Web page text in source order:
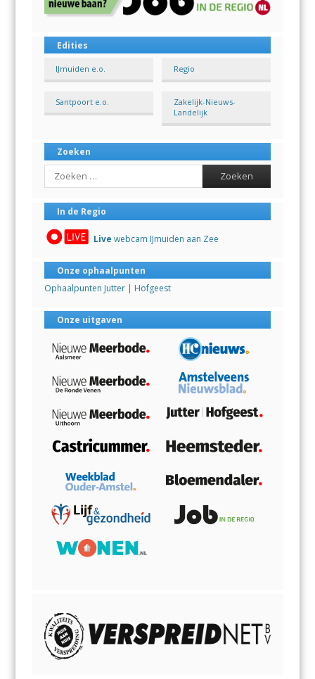
Edities
IJmuiden e.o. Regio
Santpoort e.o.
Zakelijk-Nieuws-
Landelijk
Zoeken
Search
In de Regio
Live webcam IJmuiden aan Zee
Onze ophaalpunten
Ophaalpunten Jutter | Hofgeest
Onze uitgaven